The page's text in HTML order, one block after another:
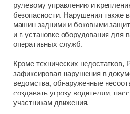
рулевому управлению и
безопасности. Нарушения также
машин задними и боковыми
и в установке оборудования для
оперативных служб.
Кроме технических недостатков,
зафиксировал нарушения в
ведомства, обнаруженные
создавать угрозу водителям,
участникам движения.